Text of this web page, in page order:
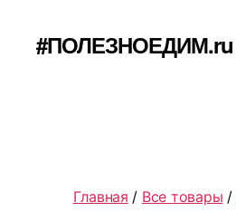
#ПОЛЕЗНОЕДИМ.ru
Главная / Все товары /